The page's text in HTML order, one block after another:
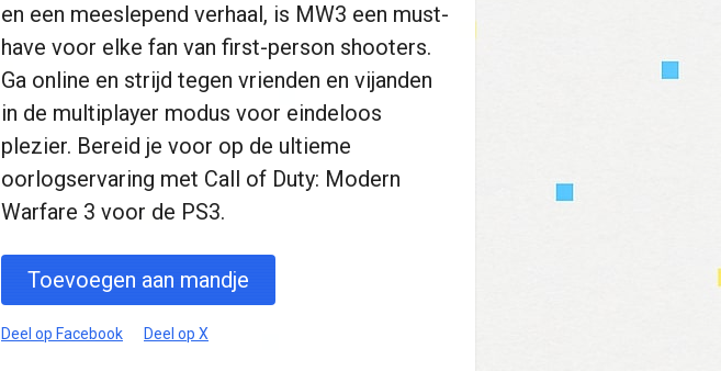
en een meeslepend verhaal, is MW3 een must-
have voor elke fan van first-person shooters.
Ga online en strijd tegen vrienden en vijanden
in de multiplayer modus voor eindeloos
plezier. Bereid je voor op de ultieme
oorlogservaring met Call of Duty: Modern
Warfare 3 voor de PS3.
Toevoegen aan mandje
Deel op Facebook Deel op X